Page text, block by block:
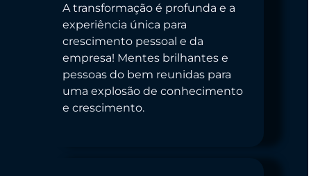
A transformação é profunda e a
experiência única para
crescimento pessoal e da
empresa! Mentes brilhantes e
pessoas do bem reunidas para
uma explosão de conhecimento
e crescimento.